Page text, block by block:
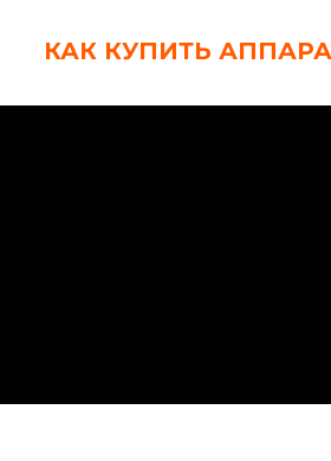
КАК КУПИТЬ